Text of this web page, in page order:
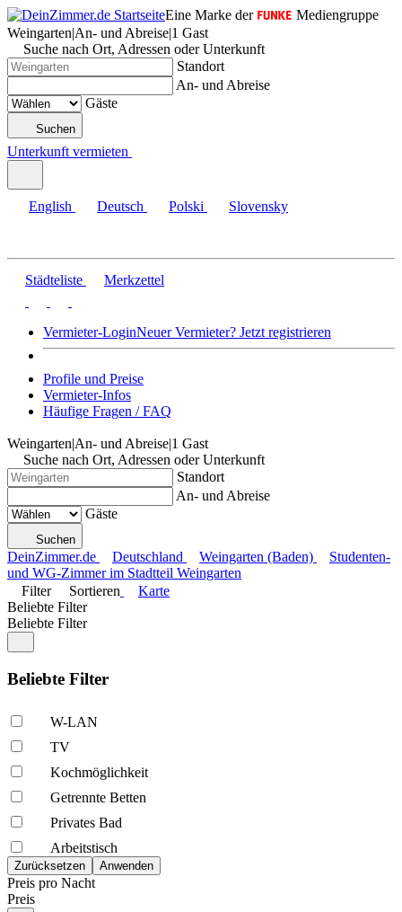
Eine Marke der
Mediengruppe
Weingarten|An- und Abreise|1 Gast
Suche nach Ort, Adressen oder Unterkunft
Standort
An- und Abreise
Gäste
Suchen
Unterkunft vermieten
English Deutsch Polski Slovensky
Städteliste Merkzettel
Vermieter-LoginNeuer Vermieter? Jetzt registrieren
Profile und Preise
Vermieter-Infos
Häufige Fragen / FAQ
Weingarten|An- und Abreise|1 Gast
Suche nach Ort, Adressen oder Unterkunft
Standort
An- und Abreise
Gäste
Suchen
DeinZimmer.de Deutschland Weingarten (Baden)
Studenten-
und WG-Zimmer im Stadtteil Weingarten
Filter
Sortieren
Karte
Beliebte Filter
Beliebte Filter
Beliebte Filter
W-LAN
TV
Kochmöglich­keit
Getrennte Betten
Privates Bad
Arbeitstisch
Preis pro Nacht
Preis